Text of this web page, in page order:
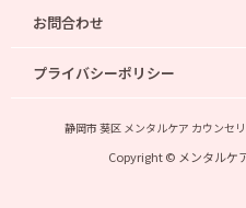
お問合わせ
プライバシーポリシー
静岡市 葵区 メンタルケア カウンセ
Copyright © メンタルケ